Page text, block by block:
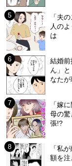
「夫
人の
は
結婚
ん」
なたが
「嫁
母の
張!?
「私
額を